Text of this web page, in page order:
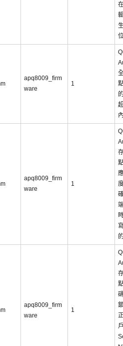
apq8009_firm
ware
1
apq8009_firm
ware
1
apq8009_firm
ware
1